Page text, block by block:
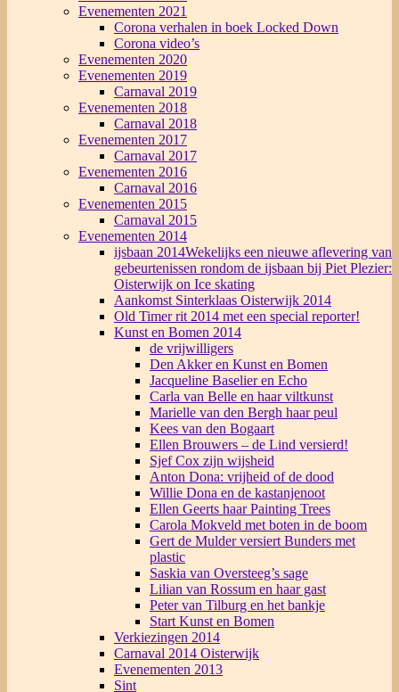
Evenementen 2021
Corona verhalen in boek Locked Down
Corona video’s
Evenementen 2020
Evenementen 2019
Carnaval 2019
Evenementen 2018
Carnaval 2018
Evenementen 2017
Carnaval 2017
Evenementen 2016
Carnaval 2016
Evenementen 2015
Carnaval 2015
Evenementen 2014
ijsbaan 2014Wekelijks een nieuwe aflevering van
gebeurtenissen rondom de ijsbaan bij Piet Plezier:
Oisterwijk on Ice skating
Aankomst Sinterklaas Oisterwijk 2014
Old Timer rit 2014 met een special reporter!
Kunst en Bomen 2014
de vrijwilligers
Den Akker en Kunst en Bomen
Jacqueline Baselier en Echo
Carla van Belle en haar viltkunst
Marielle van den Bergh haar peul
Kees van den Bogaart
Ellen Brouwers – de Lind versierd!
Sjef Cox zijn wijsheid
Anton Dona: vrijheid of de dood
Willie Dona en de kastanjenoot
Ellen Geerts haar Painting Trees
Carola Mokveld met boten in de boom
Gert de Mulder versiert Bunders met
plastic
Saskia van Oversteeg’s sage
Lilian van Rossum en haar gast
Peter van Tilburg en het bankje
Start Kunst en Bomen
Verkiezingen 2014
Carnaval 2014 Oisterwijk
Evenementen 2013
Sint